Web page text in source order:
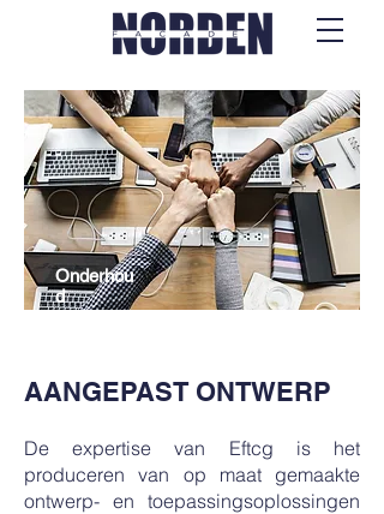
Onderhou
d
AANGEPAST ONTWERP
De expertise van Eftcg is het
produceren van op maat gemaakte
ontwerp- en toepassingsoplossingen